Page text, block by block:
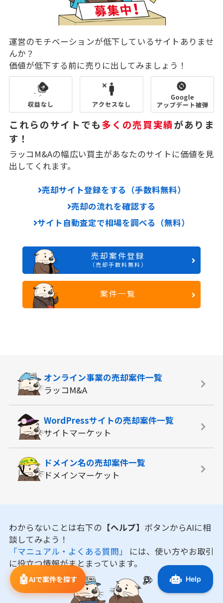
運営のモチベーションが低下しているサイトありませ
んか？
価値が低下する前に売りに出してみましょう！
これらのサイトでも多くの売買実績がありま
す！
ラッコM&Aの幅広い買主があなたのサイトに価値を見
出してくれます。
売却サイト登録をする（手数料無料）
売却の流れを確認する
サイト自動査定で相場を調べる（無料）
売却案件登録
（売却手数料無料）
案件一覧
🤖AIで案件を探す
オンライン事業の売却案件一覧
ラッコM&A
WordPressサイトの売却案件一覧
サイトマーケット
ドメイン名の売却案件一覧
ドメインマーケット
わからないことは右下の 【ヘルプ】 ボタンからAIに相
談してみよう！
「マニュアル・よくある質問」 には、使い方やお取引
に役立つ情報がまとまっています。